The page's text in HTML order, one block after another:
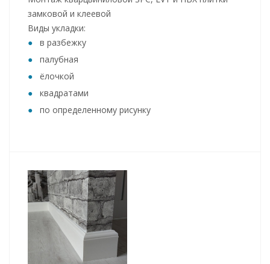
замковой и клеевой
Виды укладки:
в разбежку
палубная
ёлочкой
квадратами
по определенному рисунку